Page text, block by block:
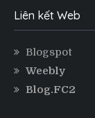
Liên kết Web
Blogspot
Weebly
Blog.FC2